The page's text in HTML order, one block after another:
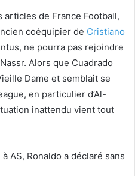
articles de France Football,
coéquipier de Cristiano
ne pourra pas rejoindre
Alors que Cuadrado
Dame et semblait se
en particulier d’Al-
inattendu vient tout
AS, Ronaldo a déclaré sans